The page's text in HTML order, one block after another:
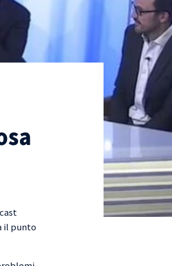
il punto